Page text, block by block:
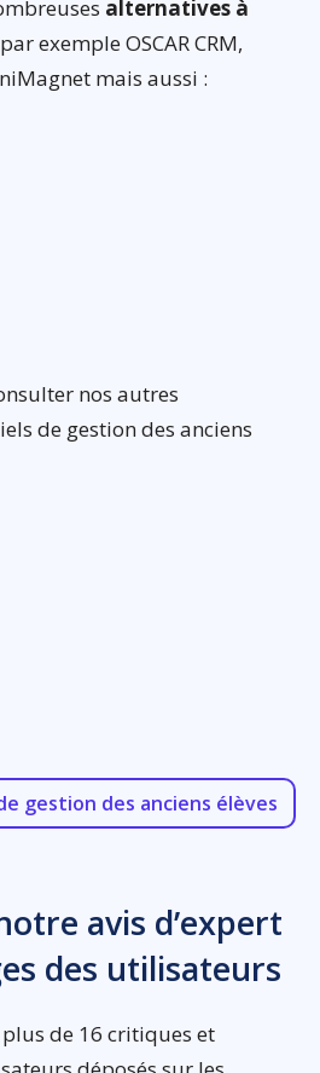
alternatives à
exemple OSCAR CRM,
mais aussi :
nos autres
de gestion des anciens
gestion des anciens élèves
avis d’expert
des utilisateurs
de 16 critiques et